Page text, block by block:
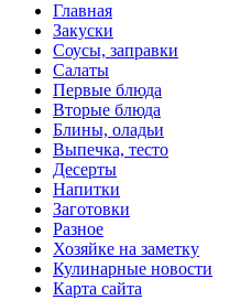
Главная
Закуски
Соусы, заправки
Салаты
Первые блюда
Вторые блюда
Блины, оладьи
Выпечка, тесто
Десерты
Напитки
Заготовки
Разное
Хозяйке на заметку
Кулинарные новости
Карта сайта